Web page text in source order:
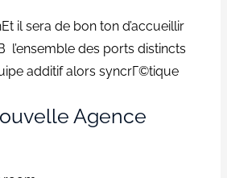
il sera de bon ton d’accueillir
l’ensemble des ports distincts
additif alors syncrГ©tique
Agence